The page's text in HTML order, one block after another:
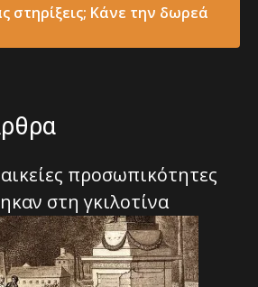
στηρίξεις; Κάνε την δωρεά
προσωπικότητες
στη γκιλοτίνα